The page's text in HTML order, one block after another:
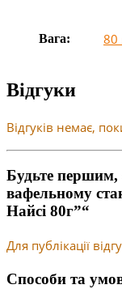
Вага: 80
Відгуки
Відгуків немає,
Будьте першим,
вафельному
Найсі 80г”“
Для публікації
Способи та